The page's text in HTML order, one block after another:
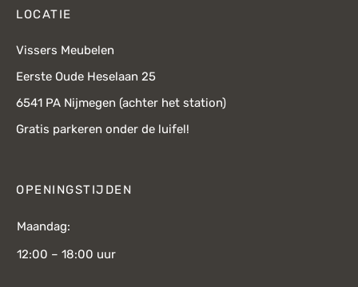
LOCATIE
Vissers Meubelen
Eerste Oude Heselaan 25
6541 PA Nijmegen (achter het station)
Gratis parkeren onder de luifel!
OPENINGSTIJDEN
Maandag:
12:00 – 18:00 uur